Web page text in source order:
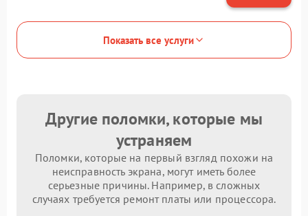
Показать все услуги
Другие поломки, которые мы
устраняем
Поломки, которые на первый взгляд похожи на
неисправность экрана, могут иметь более
серьезные причины. Например, в сложных
случаях требуется ремонт платы или процессора.